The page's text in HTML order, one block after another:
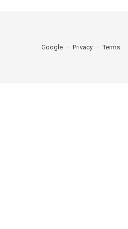
Google Privacy Terms